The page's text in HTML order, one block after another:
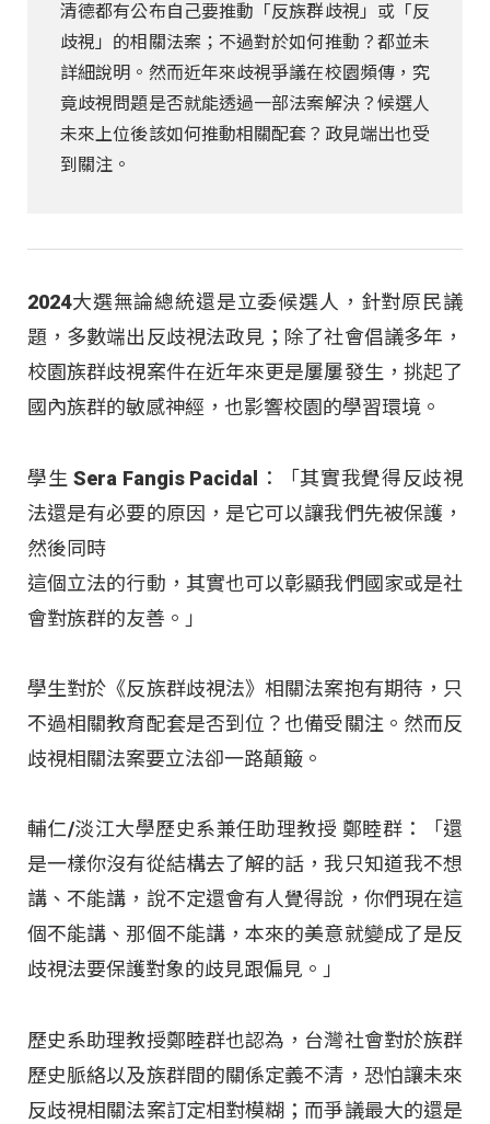
清德都有公布自己要推動「反族群歧視」或「反
歧視」的相關法案；不過對於如何推動？都並未
詳細說明。然而近年來歧視爭議在校園頻傳，究
竟歧視問題是否就能透過一部法案解決？候選人
未來上位後該如何推動相關配套？政見端出也受
到關注。
2024大選無論總統還是立委候選人，針對原民議
題，多數端出反歧視法政見；除了社會倡議多年，
校園族群歧視案件在近年來更是屢屢發生，挑起了
國內族群的敏感神經，也影響校園的學習環境。
學生 Sera Fangis Pacidal：「其實我覺得反歧視
法還是有必要的原因，是它可以讓我們先被保護，
然後同時
這個立法的行動，其實也可以彰顯我們國家或是社
會對族群的友善。」
學生對於《反族群歧視法》相關法案抱有期待，只
不過相關教育配套是否到位？也備受關注。然而反
歧視相關法案要立法卻一路顛簸。
輔仁/淡江大學歷史系兼任助理教授 鄭睦群：「還
是一樣你沒有從結構去了解的話，我只知道我不想
講、不能講，說不定還會有人覺得說，你們現在這
個不能講、那個不能講，本來的美意就變成了是反
歧視法要保護對象的歧見跟偏見。」
歷史系助理教授鄭睦群也認為，台灣社會對於族群
歷史脈絡以及族群間的關係定義不清，恐怕讓未來
反歧視相關法案訂定相對模糊；而爭議最大的還是